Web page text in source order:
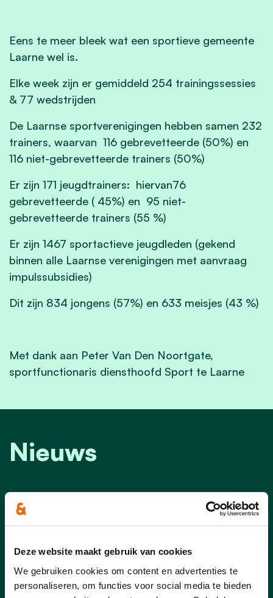
Deze website maakt gebruik van cookies
We gebruiken cookies om content en advertenties te
personaliseren, om functies voor social media te bieden
Eens te meer bleek wat een sportieve gemeente
Laarne wel is.
Elke week zijn er gemiddeld 254 trainingssessies
& 77 wedstrijden
De Laarnse sportverenigingen hebben samen 232
trainers, waarvan 116 gebrevetteerde (50%) en
116 niet-gebrevetteerde trainers (50%)
Er zijn 171 jeugdtrainers: hiervan76
gebrevetteerde ( 45%) en 95 niet-
gebrevetteerde trainers (55 %)
Er zijn 1467 sportactieve jeugdleden (gekend
binnen alle Laarnse verenigingen met aanvraag
impulssubsidies)
Dit zijn 834 jongens (57%) en 633 meisjes (43 %)
Met dank aan Peter Van Den Noortgate,
sportfunctionaris diensthoofd Sport te Laarne
Nieuws